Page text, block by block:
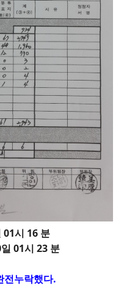
01시 16 분
01시 23 분
전누락했다.